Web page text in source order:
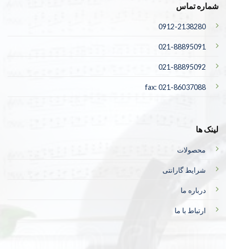
شماره تماس
0912-2138280
021-88895091
021-88895092
fax: 021-86037088
لینک ها
محصولات
شرایط گارانتی
درباره ما
ارتباط با ما